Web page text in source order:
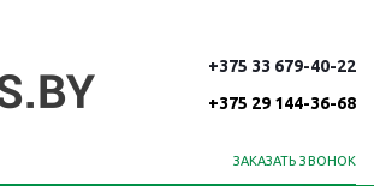
+375 33 679-40-22
+375 29 144-36-68
ЗАКАЗАТЬ ЗВОНОК